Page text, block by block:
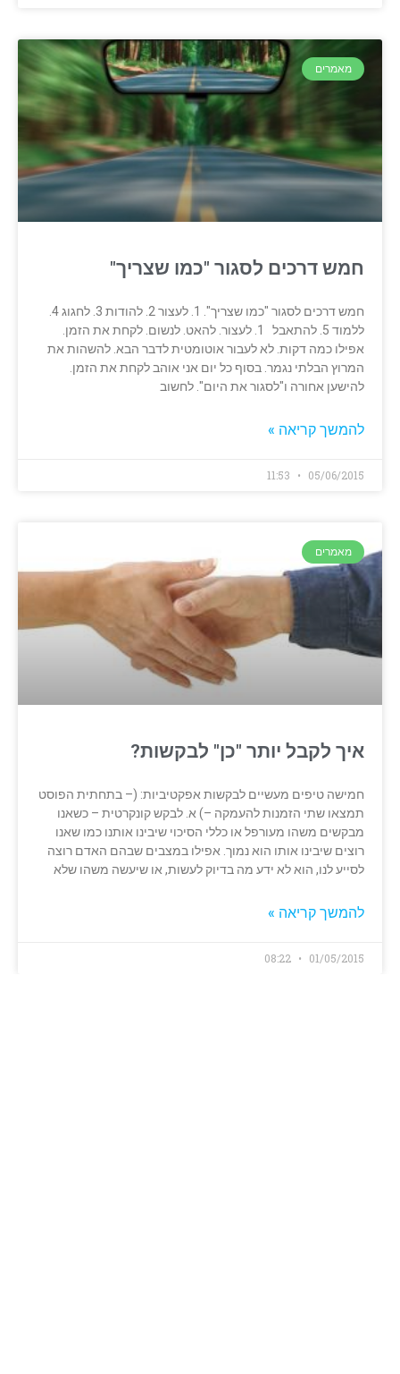
מאמרים
חמש דרכים לסגור "כמו שצריך"
ללמוד 5. להתאבל 1. לעצור. להאט. לנשום. לקחת את הזמן.
אפילו כמה דקות. לא לעבור אוטומטית לדבר הבא. להשהות את
המרוץ הבלתי נגמר. בסוף כל יום אני אוהב לקחת את הזמן.
להישען אחורה ו"לסגור את היום". לחשוב
להמשך קריאה »
05/06/2015
מאמרים
איך לקבל יותר "כן" לבקשות?
חמישה טיפים מעשיים לבקשות אפקטיביות: (– בתחתית הפוסט
תמצאו שתי הזמנות להעמקה –) א. לבקש קונקרטית – כשאנו
מבקשים משהו מעורפל או כללי הסיכוי שיבינו אותנו כמו שאנו
רוצים שיבינו אותו הוא נמוך. אפילו במצבים שבהם האדם רוצה
לסייע לנו, הוא לא ידע מה בדיוק לעשות, או שיעשה משהו שלא
להמשך קריאה »
01/05/2015